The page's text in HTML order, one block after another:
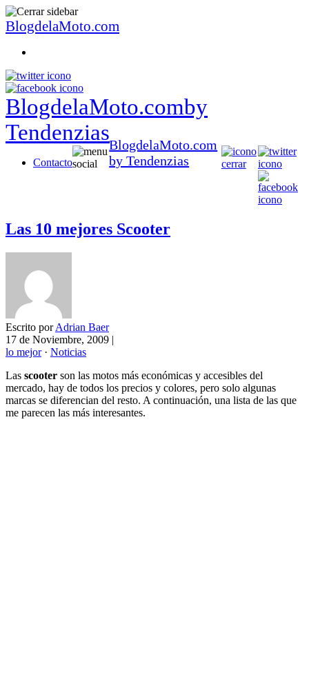
BlogdelaMoto.com
BlogdelaMoto.comby
Tendenzias
Contacto
BlogdelaMoto.com
by Tendenzias
Las 10 mejores Scooter
Escrito porAdrian Baer
17 de Noviembre, 2009 |
lo mejor· Noticias
Las scooter son las motos más económicas y accesibles del
mercado, hay de todos los precios y colores, pero solo algunas
marcas se diferencian del resto. A continuación, una lista de las que
me parecen las más interesantes.